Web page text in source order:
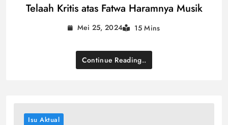
Telaah Kritis atas Fatwa Haramnya Musik
Mei 25, 2024 15 Mins
Continue Reading..
Isu Aktual